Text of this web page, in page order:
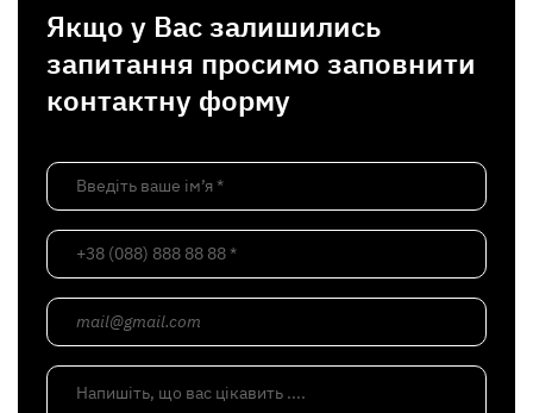
Якщо у Вас залишились
запитання просимо заповнити
контактну форму
Введіть ваше ім’я *
+38 (088) 888 88 88 *
mail@gmail.com
Напишіть, що вас цікавить ....